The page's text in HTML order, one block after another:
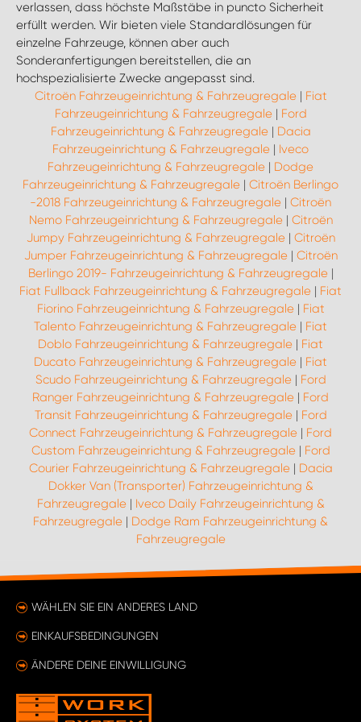
verlassen, dass höchste Maßstäbe in puncto Sicherheit
erfüllt werden. Wir bieten viele Standardlösungen für
einzelne Fahrzeuge, können aber auch
Sonderanfertigungen bereitstellen, die an
hochspezialisierte Zwecke angepasst sind.
Citroën Fahrzeugeinrichtung & Fahrzeugregale| Fiat
Fahrzeugeinrichtung & Fahrzeugregale| Ford
Fahrzeugeinrichtung & Fahrzeugregale| Dacia
Fahrzeugeinrichtung & Fahrzeugregale | Iveco
Fahrzeugeinrichtung & Fahrzeugregale | Dodge
Fahrzeugeinrichtung & Fahrzeugregale | Citroën Berlingo
-2018 Fahrzeugeinrichtung & Fahrzeugregale | Citroën
Nemo Fahrzeugeinrichtung & Fahrzeugregale| Citroën
Jumpy Fahrzeugeinrichtung & Fahrzeugregale| Citroën
Jumper Fahrzeugeinrichtung & Fahrzeugregale| Citroën
Berlingo 2019- Fahrzeugeinrichtung & Fahrzeugregale|
Fiat Fullback Fahrzeugeinrichtung & Fahrzeugregale | Fiat
Fiorino Fahrzeugeinrichtung & Fahrzeugregale| Fiat
Talento Fahrzeugeinrichtung & Fahrzeugregale | Fiat
Doblo Fahrzeugeinrichtung & Fahrzeugregale | Fiat
Ducato Fahrzeugeinrichtung & Fahrzeugregale | Fiat
Scudo Fahrzeugeinrichtung & Fahrzeugregale| Ford
Ranger Fahrzeugeinrichtung & Fahrzeugregale | Ford
Transit Fahrzeugeinrichtung & Fahrzeugregale| Ford
Connect Fahrzeugeinrichtung & Fahrzeugregale | Ford
Custom Fahrzeugeinrichtung & Fahrzeugregale| Ford
Courier Fahrzeugeinrichtung & Fahrzeugregale| Dacia
Dokker Van (Transporter) Fahrzeugeinrichtung &
Fahrzeugregale| Iveco Daily Fahrzeugeinrichtung &
Fahrzeugregale | Dodge Ram Fahrzeugeinrichtung &
Fahrzeugregale
WÄHLEN SIE EIN ANDERES LAND
EINKAUFSBEDINGUNGEN
ÄNDERE DEINE EINWILLIGUNG